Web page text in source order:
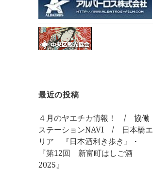
最近の投稿
４月のヤエチカ情報！ / 協働
ステーションNAVI / 日本橋エ
リア 『日本酒利き歩き』・
『第12回 新富町はしご酒
2025』